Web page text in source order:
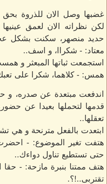
غضبها وصل الان للذروة بحق
لكن نظراته الان لعمق
حديد منصهر، سكنت بشكل
معتاد: - شكراا، و اسف..
استجمعت ثباتها المبعثر و
همس: - كلاهما، شكرا على
اندفعت مبتعدة عن صدره، و
قدمها لتحملها بعيدا عن
تعقلها..
ابتعدت بالفعل مترنحة و هي
هتفت تغير الموضوع: -
حتى تستطيع تناول دواءك..
هتف ممتنا بنبرة مازحة: -
تقتربى..!؟.